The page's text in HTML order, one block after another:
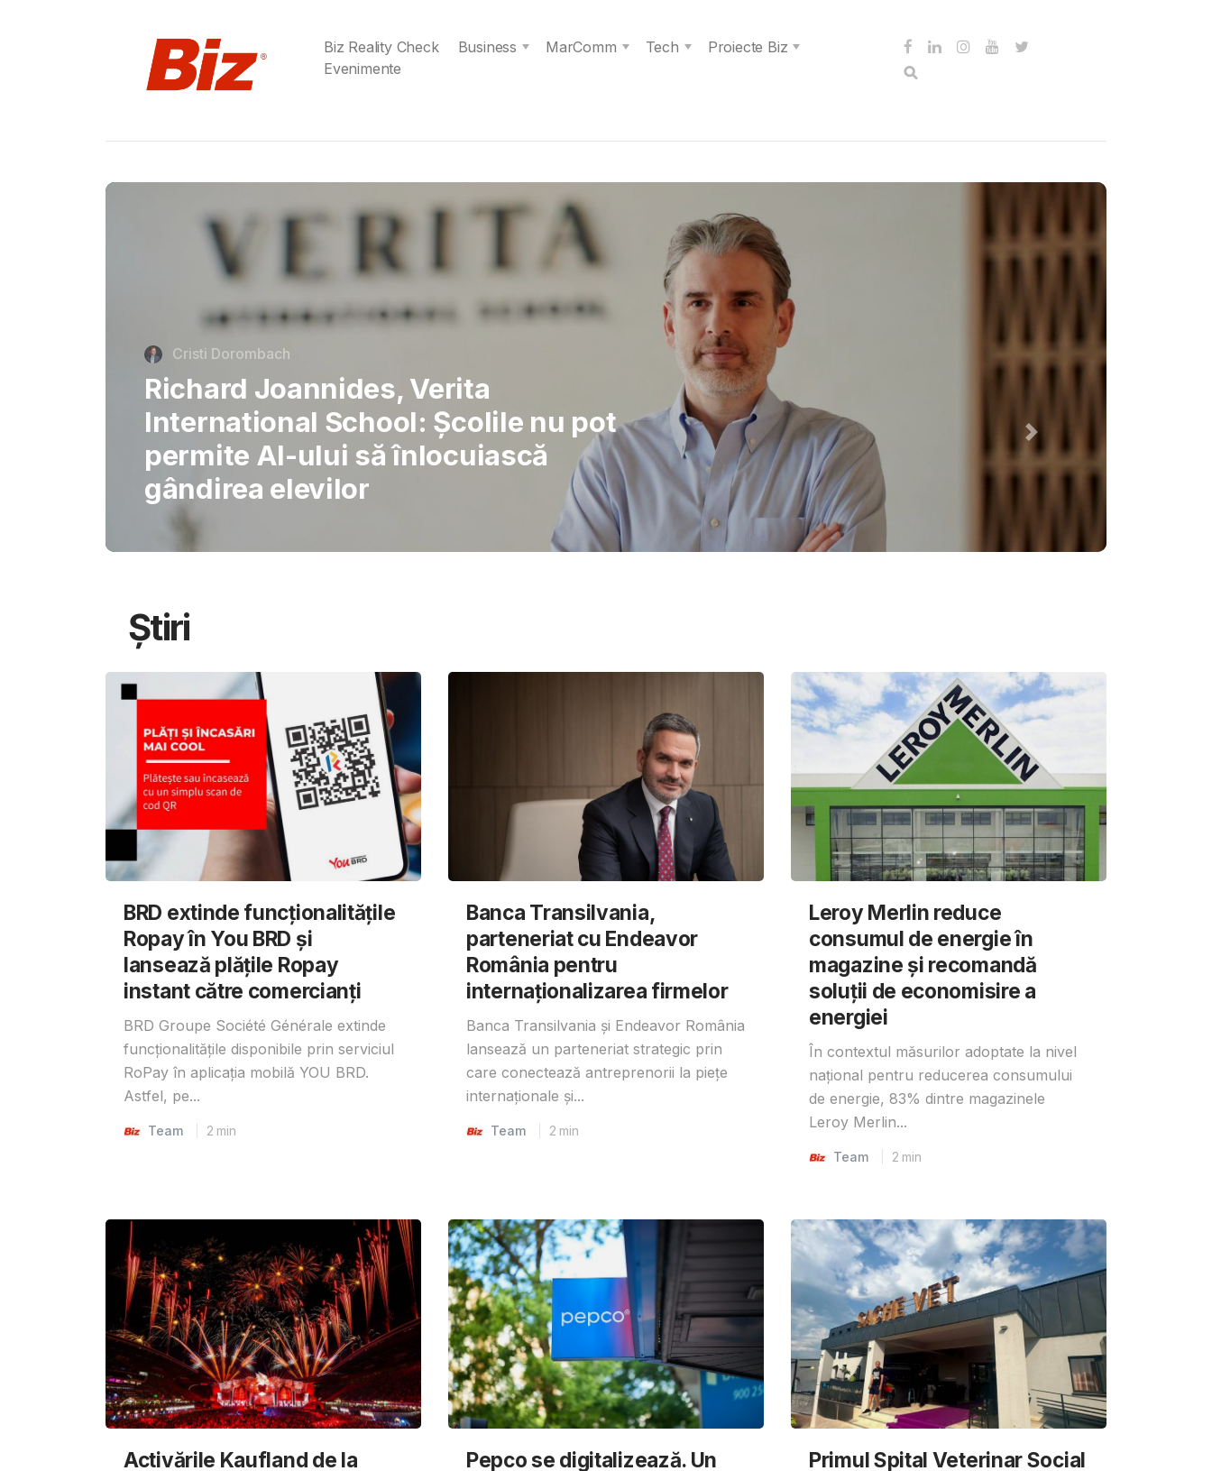
Biz Reality Check Business MarComm Tech
Proiecte Biz
Evenimente
Gabriel Barliga
Oana Gheorghiu: Curajul de a lupta
pentru schimbare
Știri
BRD extinde funcționalitățile
Ropay în You BRD și
lansează plățile Ropay
instant către comercianți
BRD Groupe Société Générale extinde
funcționalitățile disponibile prin serviciul
RoPay în aplicația mobilă YOU BRD.
Astfel, pe...
Team 2 min
Banca Transilvania,
parteneriat cu Endeavor
România pentru
internaționalizarea firmelor
Banca Transilvania și Endeavor România
lansează un parteneriat strategic prin
care conectează antreprenorii la piețe
internaționale și...
Team 2 min
Leroy Merlin reduce
consumul de energie în
magazine și recomandă
soluții de economisire a
energiei
În contextul măsurilor adoptate la nivel
național pentru reducerea consumului
de energie, 83% dintre magazinele
Leroy Merlin...
Team 2 min
Activările Kaufland de la
Pepco se digitalizează. Un
Primul Spital Veterinar Social